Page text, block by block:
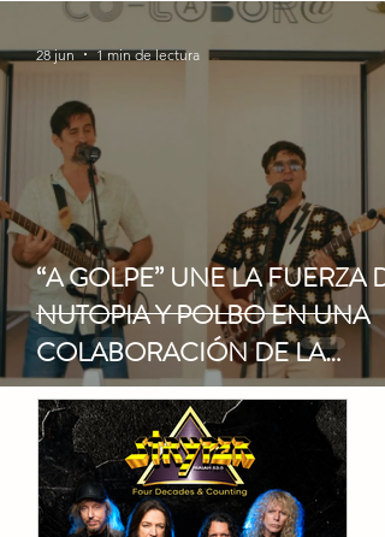
“A GOLPE” UNE LA FUERZA
NUTOPIA Y POLBO EN UNA
COLABORACIÓN DE LA
ESCENA ALTERNATIVA
BORICUA
28 jun 1 min de lectura